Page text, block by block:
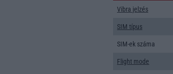
Vibra jelzés
SIM típus
SIM-ek száma
Flight mode